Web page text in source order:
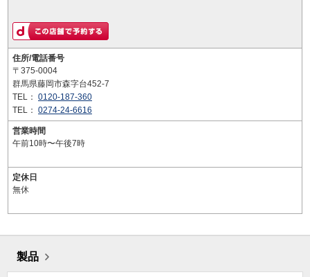
住所/電話番号
〒375-0004
群馬県藤岡市森字台452-7
TEL： 0120-187-360
TEL： 0274-24-6616
営業時間
午前10時〜午後7時
定休日
無休
製品